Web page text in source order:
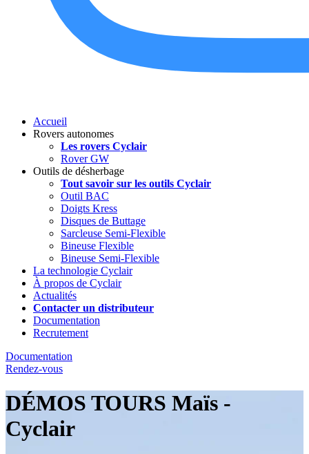
Accueil
Rovers autonomes
Les rovers Cyclair
Rover GW
Outils de désherbage
Tout savoir sur les outils Cyclair
Outil BAC
Doigts Kress
Disques de Buttage
Sarcleuse Semi-Flexible
Bineuse Flexible
Bineuse Semi-Flexible
La technologie Cyclair
À propos de Cyclair
Actualités
Contacter un distributeur
Documentation
Recrutement
Documentation
Rendez-vous
DÉMOS TOURS Maïs -
Cyclair